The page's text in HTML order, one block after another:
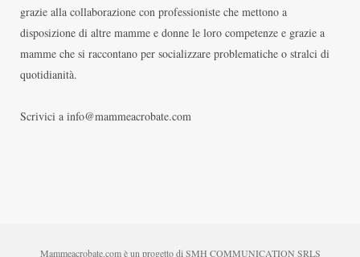
grazie alla collaborazione con professioniste che mettono a
disposizione di altre mamme e donne le loro competenze e grazie a
mamme che si raccontano per socializzare problematiche o stralci di
quotidianità.
Scrivici a info@mammeacrobate.com
Mammeacrobate.com è un progetto di SMH COMMUNICATION SRLS